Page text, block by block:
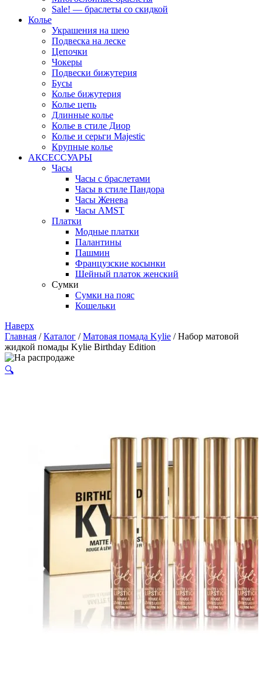
Sale! — браслеты со скидкой
Колье
Украшения на шею
Подвеска на леске
Цепочки
Чокеры
Подвески бижутерия
Бусы
Колье бижутерия
Колье цепь
Длинные колье
Колье в стиле Диор
Колье и серьги Majestic
Крупные колье
АКСЕССУАРЫ
Часы
Часы с браслетами
Часы в стиле Пандора
Часы Женева
Часы AMST
Платки
Модные платки
Палантины
Пашмин
Французские косынки
Шейный платок женский
Сумки
Сумки на пояс
Кошельки
Наверх
Главная /Каталог /Матовая помада Kylie / Набор матовой
жидкой помады Kylie Birthday Edition
🔍